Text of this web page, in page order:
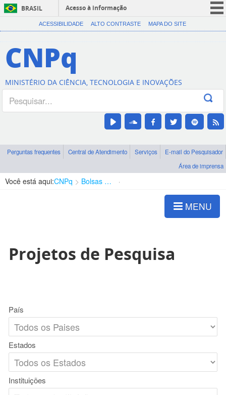
BRASIL
Acesso à informação
CORONAVÍRUS (COVID-19)
Canais
ACESSIBILIDADE ALTO CONTRASTE MAPA DO SITE
CNPq
MINISTÉRIO DA CIÊNCIA, TECNOLOGIA E INOVAÇÕES
Perguntas frequentes Central de Atendimento Serviços
E-mail do Pesquisador
Área de imprensa
Você está aqui:CNPq Bolsas e Auxílios Vigentes
MENU
Projetos de Pesquisa
País
Estados
Instituições